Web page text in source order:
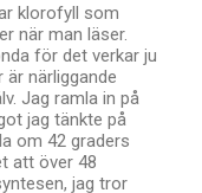
klorofyll som
när man läser.
för det verkar ju
närliggande
Jag ramla in på
jag tänkte på
om 42 graders
att över 48
jag tror